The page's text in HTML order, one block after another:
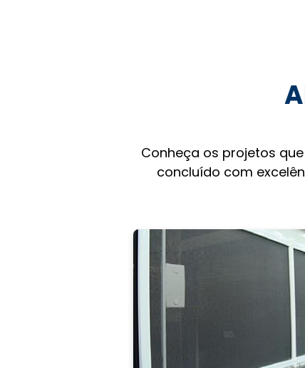
Conheça os projetos
concluído com